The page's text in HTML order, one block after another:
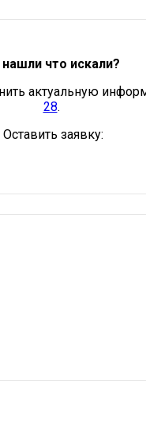
что искали?
актуальную
28.
Оставить заявку: